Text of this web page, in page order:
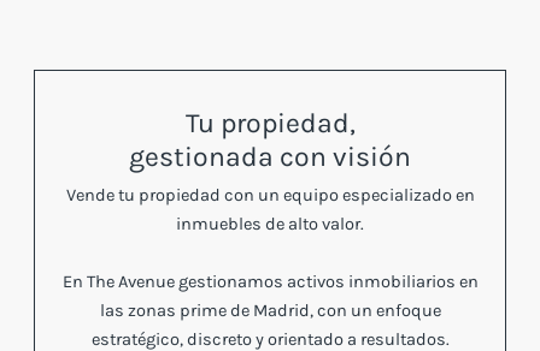
Tu propiedad,
gestionada con visión
Vende tu propiedad con un equipo especializado en
inmuebles de alto valor.
En The Avenue gestionamos activos inmobiliarios en
las zonas prime de Madrid, con un enfoque
estratégico, discreto y orientado a resultados.